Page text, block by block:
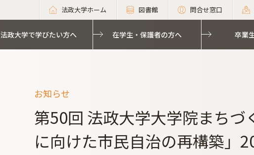
法政大学ホーム 図書館 問合せ窓口
法政大学で学びたい方へ 在学生・保護者の方へ 卒業
お知らせ
第50回 法政大学大学院まち
に向けた市民自治の再構築」